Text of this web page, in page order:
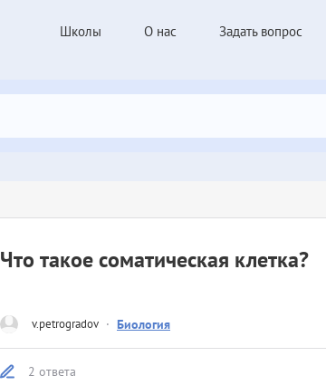
Школы О нас Задать вопрос
v.petrogradov · Биология
Что такое соматическая клетка?
2 ответа